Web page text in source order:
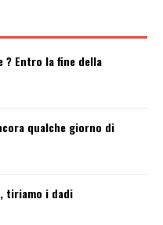
? Entro la fine della
qualche giorno di
tiriamo i dadi